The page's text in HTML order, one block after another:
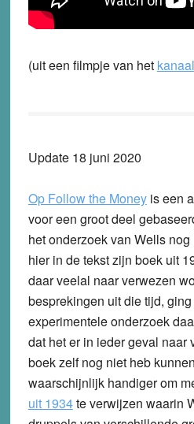
(uit een filmpje van het
Update 18 juni 2020
Op Follow the Moneyis een
voor een groot deel
het onderzoek van Wells
hier in de tekst zijn boek uit
daar veelal naar verwezen
besprekingen uit die tijd,
experimentele onderzoek
dat het er in ieder geval naar
boek zelf nog niet heb
waarschijnlijk handiger om
uit 1934te verwijzen waarin